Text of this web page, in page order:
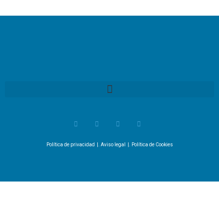
Política de privacidad Aviso legal Política de Cookies